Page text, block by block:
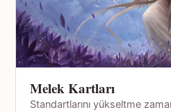
Melek Kartları
Standartlarını yükseltme